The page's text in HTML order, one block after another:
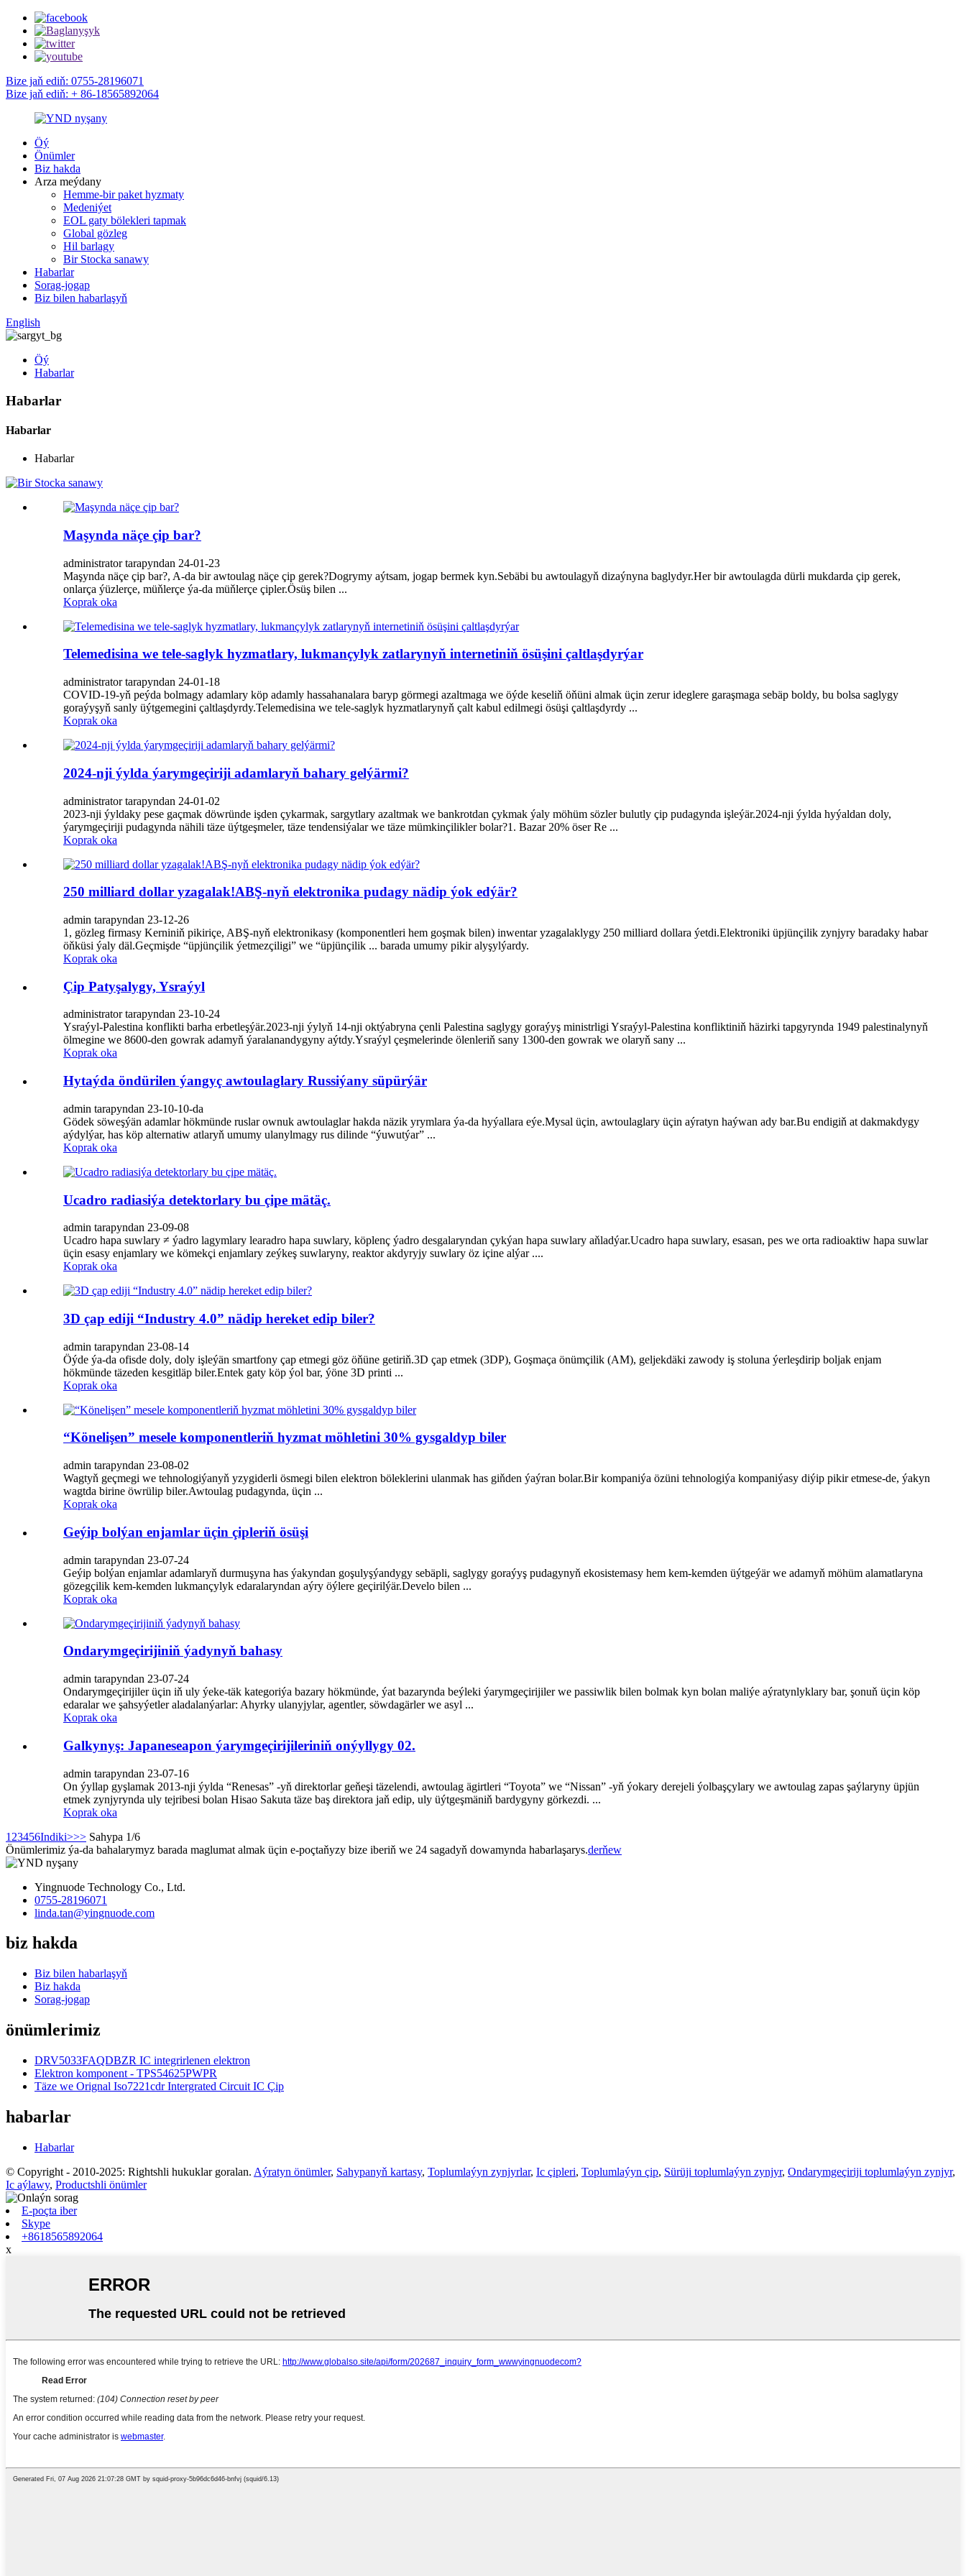
Bize jaň ediň: 0755-28196071
Bize jaň ediň: + 86-18565892064
Öý
Önümler
Biz hakda
Arza meýdany
Hemme-bir paket hyzmaty
Medeniýet
EOL gaty bölekleri tapmak
Global gözleg
Hil barlagy
Bir Stocka sanawy
Habarlar
Sorag-jogap
Biz bilen habarlaşyň
English
Öý
Habarlar
Habarlar
Habarlar
Habarlar
Maşynda näçe çip bar?
administrator tarapyndan 24-01-23
Maşynda näçe çip bar?, A-da bir awtoulag näçe çip gerek?Dogrymy aýtsam, jogap bermek kyn.Sebäbi bu awtoulagyň dizaýnyna baglydyr.Her bir awtoulagda dürli mukdarda çip gerek,
onlarça ýüzlerçe, müňlerçe ýa-da müňlerçe çipler.Ösüş bilen ...
Koprak oka
Telemedisina we tele-saglyk hyzmatlary, lukmançylyk zatlarynyň internetiniň ösüşini çaltlaşdyrýar
administrator tarapyndan 24-01-18
COVID-19-yň peýda bolmagy adamlary köp adamly hassahanalara baryp görmegi azaltmaga we öýde keseliň öňüni almak üçin zerur ideglere garaşmaga sebäp boldy, bu bolsa saglygy
goraýyşyň sanly üýtgemegini çaltlaşdyrdy.Telemedisina we tele-saglyk hyzmatlarynyň çalt kabul edilmegi ösüşi çaltlaşdyrdy ...
Koprak oka
2024-nji ýylda ýarymgeçiriji adamlaryň bahary gelýärmi?
administrator tarapyndan 24-01-02
2023-nji ýyldaky pese gaçmak döwründe işden çykarmak, sargytlary azaltmak we bankrotdan çykmak ýaly möhüm sözler bulutly çip pudagynda işleýär.2024-nji ýylda hyýaldan doly,
ýarymgeçiriji pudagynda nähili täze üýtgeşmeler, täze tendensiýalar we täze mümkinçilikler bolar?1. Bazar 20% öser Re ...
Koprak oka
250 milliard dollar yzagalak!ABŞ-nyň elektronika pudagy nädip ýok edýär?
admin tarapyndan 23-12-26
1, gözleg firmasy Kerniniň pikiriçe, ABŞ-nyň elektronikasy (komponentleri hem goşmak bilen) inwentar yzagalaklygy 250 milliard dollara ýetdi.Elektroniki üpjünçilik zynjyry baradaky habar
öňküsi ýaly däl.Geçmişde “üpjünçilik ýetmezçiligi” we “üpjünçilik ... barada umumy pikir alyşylýardy.
Koprak oka
Çip Patyşalygy, Ysraýyl
administrator tarapyndan 23-10-24
Ysraýyl-Palestina konflikti barha erbetleşýär.2023-nji ýylyň 14-nji oktýabryna çenli Palestina saglygy goraýyş ministrligi Ysraýyl-Palestina konfliktiniň häzirki tapgyrynda 1949 palestinalynyň
ölmegine we 8600-den gowrak adamyň ýaralanandygyny aýtdy.Ysraýyl çeşmelerinde ölenleriň sany 1300-den gowrak we olaryň sany ...
Koprak oka
Hytaýda öndürilen ýangyç awtoulaglary Russiýany süpürýär
admin tarapyndan 23-10-10-da
Gödek söweşýän adamlar hökmünde ruslar ownuk awtoulaglar hakda näzik yrymlara ýa-da hyýallara eýe.Mysal üçin, awtoulaglary üçin aýratyn haýwan ady bar.Bu endigiň at dakmakdygy
aýdylýar, has köp alternatiw atlaryň umumy ulanylmagy rus dilinde “ýuwutýar” ...
Koprak oka
Ucadro radiasiýa detektorlary bu çipe mätäç.
admin tarapyndan 23-09-08
Ucadro hapa suwlary ≠ ýadro lagymlary learadro hapa suwlary, köplenç ýadro desgalaryndan çykýan hapa suwlary aňladýar.Ucadro hapa suwlary, esasan, pes we orta radioaktiw hapa suwlar
üçin esasy enjamlary we kömekçi enjamlary zeýkeş suwlaryny, reaktor akdyryjy suwlary öz içine alýar ....
Koprak oka
3D çap ediji “Industry 4.0” nädip hereket edip biler?
admin tarapyndan 23-08-14
Öýde ýa-da ofisde doly, doly işleýän smartfony çap etmegi göz öňüne getiriň.3D çap etmek (3DP), Goşmaça önümçilik (AM), geljekdäki zawody iş stoluna ýerleşdirip boljak enjam
hökmünde täzeden kesgitläp biler.Entek gaty köp ýol bar, ýöne 3D printi ...
Koprak oka
“Könelişen” mesele komponentleriň hyzmat möhletini 30% gysgaldyp biler
admin tarapyndan 23-08-02
Wagtyň geçmegi we tehnologiýanyň yzygiderli ösmegi bilen elektron böleklerini ulanmak has giňden ýaýran bolar.Bir kompaniýa özüni tehnologiýa kompaniýasy diýip pikir etmese-de, ýakyn
wagtda birine öwrülip biler.Awtoulag pudagynda, üçin ...
Koprak oka
Geýip bolýan enjamlar üçin çipleriň ösüşi
admin tarapyndan 23-07-24
Geýip bolýan enjamlar adamlaryň durmuşyna has ýakyndan goşulyşýandygy sebäpli, saglygy goraýyş pudagynyň ekosistemasy hem kem-kemden üýtgeýär we adamyň möhüm alamatlaryna
gözegçilik kem-kemden lukmançylyk edaralaryndan aýry öýlere geçirilýär.Develo bilen ...
Koprak oka
Ondarymgeçirijiniň ýadynyň bahasy
admin tarapyndan 23-07-24
Ondarymgeçirijiler üçin iň uly ýeke-täk kategoriýa bazary hökmünde, ýat bazarynda beýleki ýarymgeçirijiler we passiwlik bilen bolmak kyn bolan maliýe aýratynlyklary bar, şonuň üçin köp
edaralar we şahsyýetler aladalanýarlar: Ahyrky ulanyjylar, agentler, söwdagärler we asyl ...
Koprak oka
Galkynyş: Japaneseapon ýarymgeçirijileriniň onýyllygy 02.
admin tarapyndan 23-07-16
On ýyllap gyşlamak 2013-nji ýylda “Renesas” -yň direktorlar geňeşi täzelendi, awtoulag ägirtleri “Toyota” we “Nissan” -yň ýokary derejeli ýolbaşçylary we awtoulag zapas şaýlaryny üpjün
etmek zynjyrynda uly tejribesi bolan Hisao Sakuta täze baş direktora jaň edip, uly üýtgeşmäniň bardygyny görkezdi. ...
Koprak oka
1 23456Indiki>>> Sahypa 1/6
Önümlerimiz ýa-da bahalarymyz barada maglumat almak üçin e-poçtaňyzy bize iberiň we 24 sagadyň dowamynda habarlaşarys.derňew
Yingnuode Technology Co., Ltd.
0755-28196071
linda.tan@yingnuode.com
biz hakda
Biz bilen habarlaşyň
Biz hakda
Sorag-jogap
önümlerimiz
DRV5033FAQDBZR IC integrirlenen elektron
Elektron komponent - TPS54625PWPR
Täze we Orignal Iso7221cdr Intergrated Circuit IC Çip
habarlar
Habarlar
© Copyright - 2010-2025: Rightshli hukuklar goralan. Aýratyn önümler, Sahypanyň kartasy, Toplumlaýyn zynjyrlar, Ic çipleri, Toplumlaýyn çip, Sürüji toplumlaýyn zynjyr, Ondarymgeçiriji toplumlaýyn zynjyr,
Ic aýlawy, Productshli önümler
E-poçta iber
Skype
+8618565892064
x